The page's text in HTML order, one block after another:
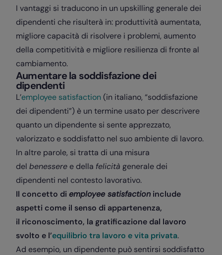
I vantaggi si traducono in un upskilling generale dei
dipendenti che risulterà in: produttività aumentata,
migliore capacità di risolvere i problemi, aumento
della competitività e migliore resilienza di fronte al
cambiamento.
Aumentare la soddisfazione dei
dipendenti
L’employee satisfaction (in italiano, “soddisfazione
dei dipendenti”) è un termine usato per descrivere
quanto un dipendente si sente apprezzato,
valorizzato e soddisfatto nel suo ambiente di lavoro.
In altre parole, si tratta di una misura
del benessere e della felicità generale dei
dipendenti nel contesto lavorativo.
Il concetto diemployee satisfaction include
aspetti come il senso di appartenenza,
il riconoscimento, la gratificazione dal lavoro
svolto e l’equilibrio tra lavoro e vita privata.
Ad esempio, un dipendente può sentirsi soddisfatto